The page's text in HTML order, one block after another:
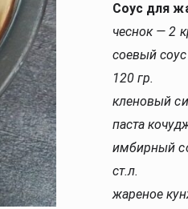
Соус для
чеснок — 2
соевый
120 гр.
кленовый
паста
имбирный
ст.л.
жареное